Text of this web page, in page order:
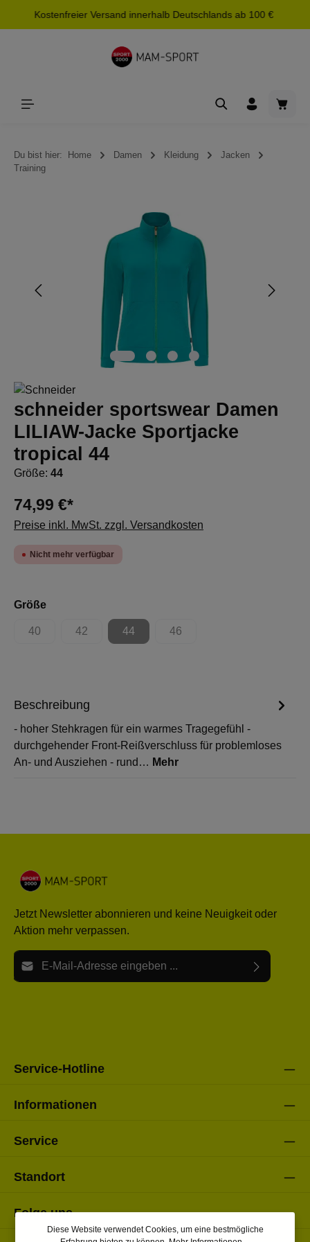
springen
Kostenfreier Versand innerhalb Deutschlands ab 100 €
Du bist hier: Home Damen Kleidung
Jacken
Training
Bildergalerie überspringen
schneider sportswear Damen
LILIAW-Jacke Sportjacke
tropical 44
Größe: 44
74,99 €*
Preise inkl. MwSt. zzgl. Versandkosten
Nicht mehr verfügbar
Größeauswählen
40
(Diese Option ist zurzeit nicht verfügbar.)
42
(Diese Option ist zurzeit nicht verfügbar.)
44
(Diese Option ist zurzeit nicht verfügbar.)
46
(Diese Option ist zurzeit nicht
Beschreibung
- hoher Stehkragen für ein warmes Tragegefühl -
durchgehender Front-Reißverschluss für problemloses
An- und Ausziehen - rund… Mehr
Jetzt Newsletter abonnieren und keine Neuigkeit oder
Aktion mehr verpassen.
E-Mail-Adresse*
Service-Hotline
Informationen
Service
Standort
Folge uns
Diese Website verwendet Cookies, um eine bestmögliche